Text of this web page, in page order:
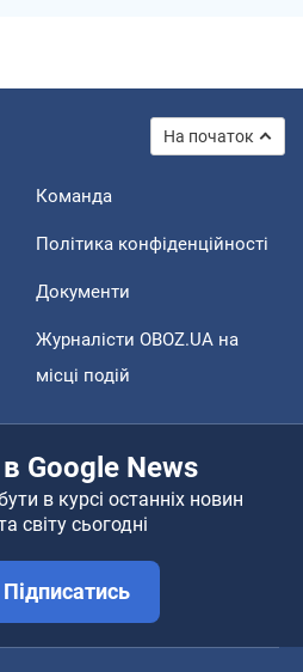
На початок
Команда
Політика конфіденційності
Документи
Журналісти OBOZ.UA на
місці подій
Google News
в курсі останніх новин
світу сьогодні
Підписатись